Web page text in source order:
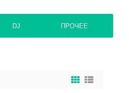
DJ ПРОЧЕЕ